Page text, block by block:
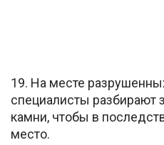
19. На месте
специалисты разбирают
камни, чтобы в
место.